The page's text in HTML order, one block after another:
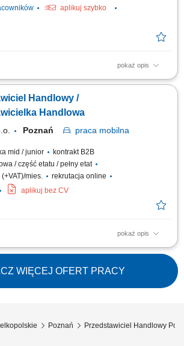
aplikuj szybko
pokaż opis
długofalowych relacji partnerskich z
środowiska medycznego na
Promocja produktów i rozwiązań medycznych;
branżowych i konferencjach; Realizacja planów
Analiza...
Handlowy /
Handlowa
Poznań praca mobilna
mid / junior
kontrakt B2B
/ część etatu / pełny etat
mies.
rekrutacja online
aplikuj bez CV
pokaż opis
spotkań handlowych z klientami
Prezentowanie produktów oraz doradztwo w
długofalowych relacji i dbanie o wysoką
nowych klientów oraz rozwijanie
WIĘCEJ OFERT PRACY
Poznań Przedstawiciel Handlowy